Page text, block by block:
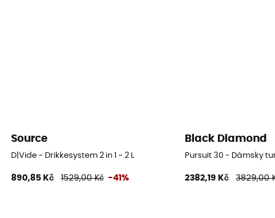
Source
D|Vide - Drikkesystem 2 in 1 - 2 L
890,85 Kč 1529,00 Kč -41%
Black Diamond
Pursuit 30 - Dámsky
2382,19 Kč 3829,00